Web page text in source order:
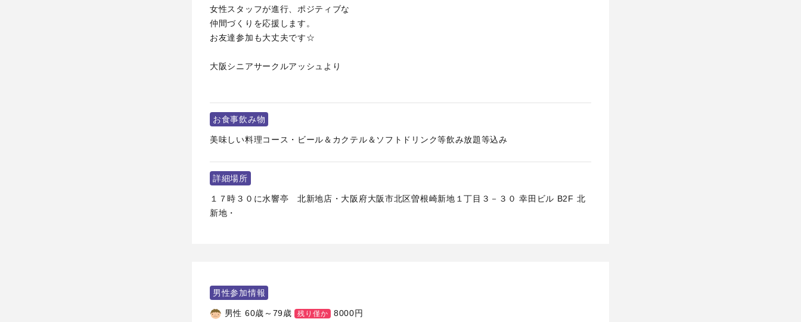
女性スタッフが進行、ポジティブな
仲間づくりを応援します。
お友達参加も大丈夫です☆
大阪シニアサークルアッシュより
お食事飲み物
美味しい料理コース・ビール＆カクテル＆ソフトドリンク等飲み放題等込み
詳細場所
１７時３０に水響亭 北新地店・大阪府大阪市北区曽根崎新地１丁目３－３０ 幸田ビル B2F 北
新地・
男性参加情報
男性 60歳～79歳 残り僅か 8000円